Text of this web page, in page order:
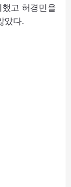
고 허경민을
았다.